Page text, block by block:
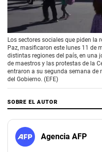
00:00
Los sectores sociales que piden la
Paz, masificaron este lunes 11 de
distintas regiones del país, en una
de maestros y las protestas de la
entraron a su segunda semana
del Gobierno. (EFE)
SOBRE EL AUTOR
Agencia AFP